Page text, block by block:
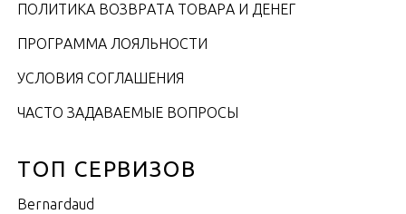
ПОЛИТИКА ВОЗВРАТА ТОВАРА И ДЕНЕГ
ПРОГРАММА ЛОЯЛЬНОСТИ
УСЛОВИЯ СОГЛАШЕНИЯ
ЧАСТО ЗАДАВАЕМЫЕ ВОПРОСЫ
ТОП СЕРВИЗОВ
Bernardaud